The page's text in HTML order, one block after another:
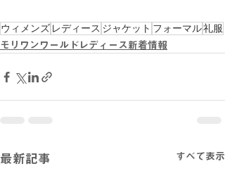
ウィメンズ レディース ジャケット フォーマル礼服
モリワンワールドレディース新着情報
最新記事 すべて表示